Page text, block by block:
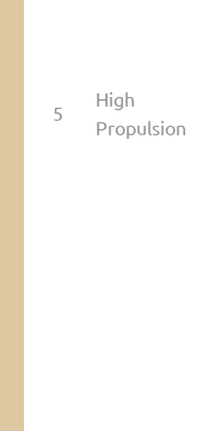
5
High
Propulsion